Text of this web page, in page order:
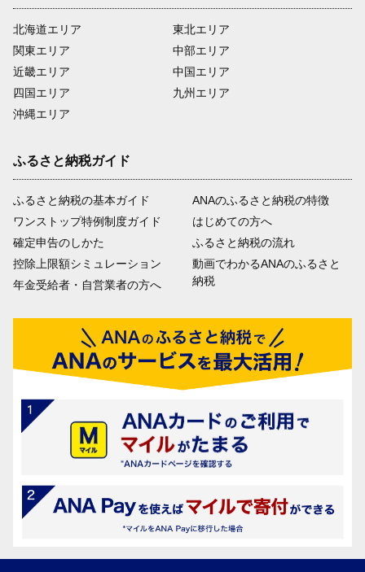
北海道エリア
関東エリア
近畿エリア
四国エリア
沖縄エリア
東北エリア
中部エリア
中国エリア
九州エリア
ふるさと納税ガイド
ふるさと納税の基本ガイド
ワンストップ特例制度ガイド
確定申告のしかた
控除上限額シミュレーション
年金受給者・自営業者の方へ
ANAのふるさと納税の特徴
はじめての方へ
ふるさと納税の流れ
動画でわかるANAのふるさと
納税